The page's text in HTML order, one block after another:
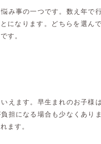
み事の一つです。数え年で
になります。どちらを選ん
す。
えます。早生まれのお子様
担になる場合も少なくあり
ます。